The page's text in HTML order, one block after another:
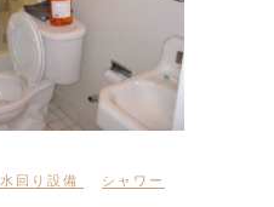
水回り設備 シャワー